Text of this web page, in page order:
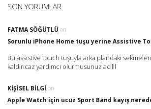
SON YORUMLAR
FATMA SÖĞÜTLÜ on
Sorunlu iPhone Home tuşu yerine Assistive
Bu assistive touch tuşuyla arka plandaki sekmeleri
kaldırıcaz yardımcı olurmusunuz acilll
KIŞISEL BILGI on
Apple Watch için ucuz Sport Band kayış